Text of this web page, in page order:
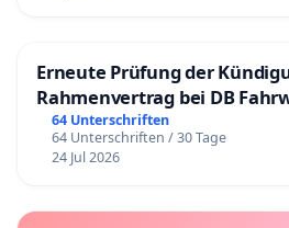
Erneute Prüfung der
Rahmenvertrag bei DB
64 Unterschriften
64 Unterschriften / 30 Tage
24 Jul 2026